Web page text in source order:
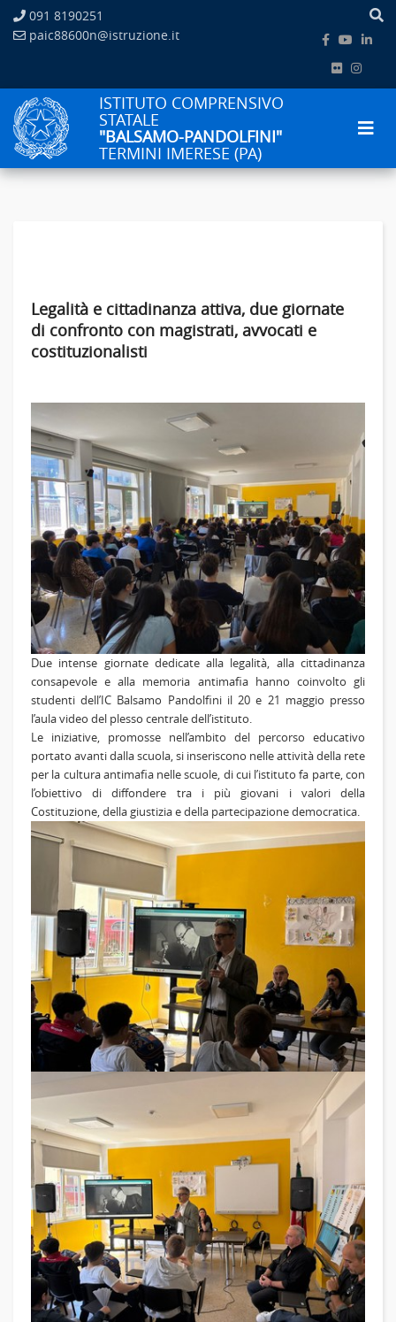
091 8190251
paic88600n@istruzione.it
ISTITUTO COMPRENSIVO
STATALE
"BALSAMO-PANDOLFINI"
TERMINI IMERESE (PA)
Legalità e cittadinanza attiva, due giornate
di confronto con magistrati, avvocati e
costituzionalisti
Due intense giornate dedicate alla legalità, alla cittadinanza
consapevole e alla memoria antimafia hanno coinvolto gli
studenti dell’IC Balsamo Pandolfini il 20 e 21 maggio presso
l’aula video del plesso centrale dell’istituto.
Le iniziative, promosse nell’ambito del percorso educativo
portato avanti dalla scuola, si inseriscono nelle attività della rete
per la cultura antimafia nelle scuole, di cui l’istituto fa parte, con
l’obiettivo di diffondere tra i più giovani i valori della
Costituzione, della giustizia e della partecipazione democratica.